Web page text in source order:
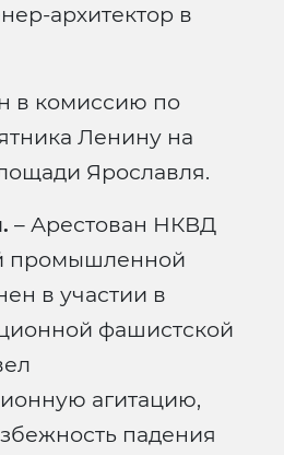
архитектор в
в комиссию по
Ленину на
Ярославля.
– Арестован НКВД
промышленной
в участии в
фашистской
агитацию,
падения